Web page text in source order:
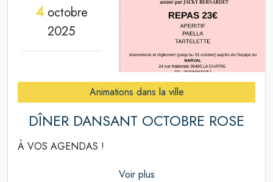
4octobre
2025
Animations dans la ville
DÎNER DANSANT OCTOBRE ROSE
À VOS AGENDAS !
Voir plus